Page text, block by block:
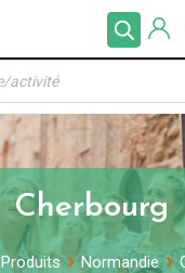
Cherbourg
Produits Normandie